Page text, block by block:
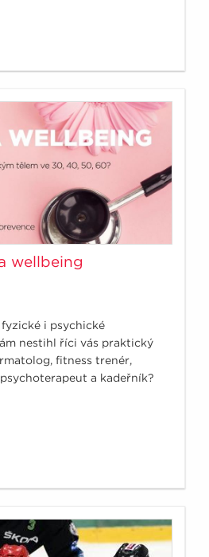
wellbeing
i psychické
nestihl říci vás praktický
fitness trenér,
a kadeřník?